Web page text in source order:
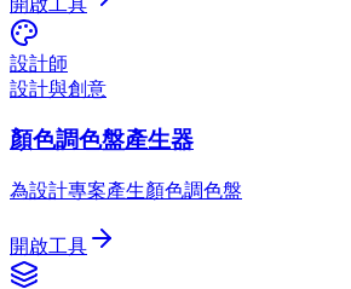
設計師
設計與創意
顏色調色盤產生器
為設計專案產生顏色調色盤
開啟工具